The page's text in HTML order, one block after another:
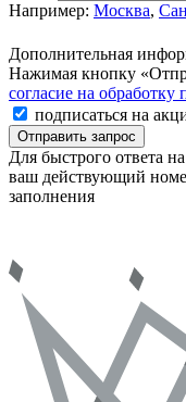
Например: Москва,
Дополнительная
Нажимая кнопку
согласие на
подписаться на
Отправить запрос
Для быстрого ответа
ваш действующий
заполнения